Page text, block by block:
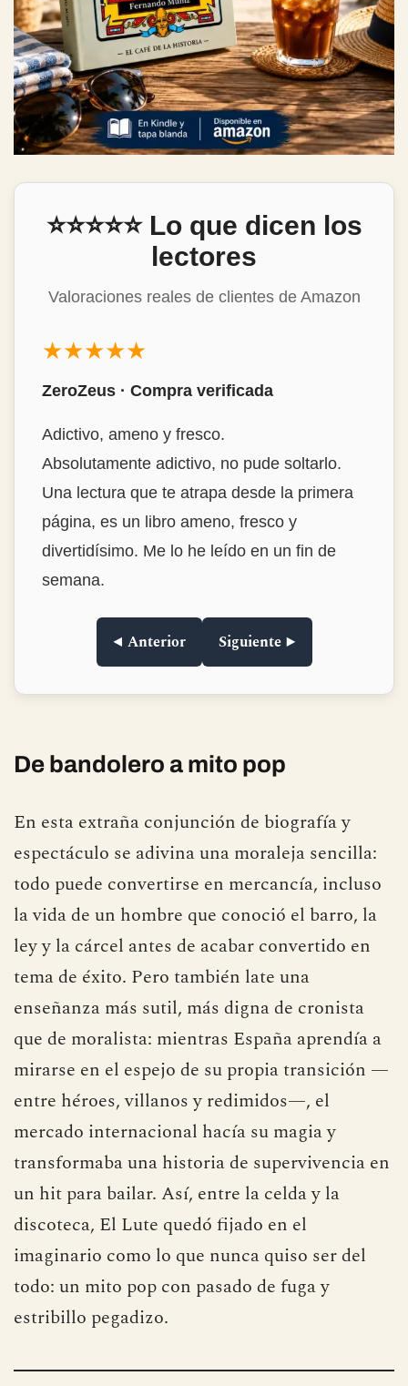
⭐⭐⭐⭐⭐ Lo que dicen los
lectores
Valoraciones reales de clientes de Amazon
★★★★★
Mon Álvarez · Compra verificada
Estrambóticamente genial!
Buenísimo, destacaría la habilidad del autor
para encontrar historias tan interesantes y
narrarlas de forma tan amena y con ese
punto de ironía tan divertido. La
encuadernación en tapa dura, de las que ya
compré para regalar y me lo quedé para mí.
◀ Anterior Siguiente ▶
De bandolero a mito pop
En esta extraña conjunción de biografía y
espectáculo se adivina una moraleja sencilla:
todo puede convertirse en mercancía, incluso
la vida de un hombre que conoció el barro, la
ley y la cárcel antes de acabar convertido en
tema de éxito. Pero también late una
enseñanza más sutil, más digna de cronista
que de moralista: mientras España aprendía a
mirarse en el espejo de su propia transición —
entre héroes, villanos y redimidos—, el
mercado internacional hacía su magia y
transformaba una historia de supervivencia en
un hit para bailar. Así, entre la celda y la
discoteca, El Lute quedó fijado en el
imaginario como lo que nunca quiso ser del
estribillo pegadizo.